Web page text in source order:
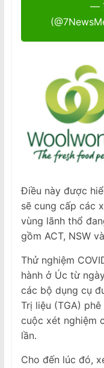
—
Điều này được
sẽ cung cấp các
vùng lãnh thổ
gồm ACT, NSW
Thử nghiệm
hành ở Úc từ
các bộ dụng cụ
Trị liệu (TGA)
cuộc xét nghiệm
lần.
Cho đến lúc đó,